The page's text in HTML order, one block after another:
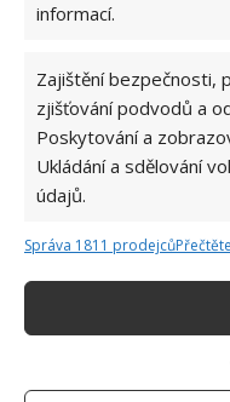
informací.
Zajištění bezpečnosti,
zjišťování podvodů a
Poskytování a
Ukládání a sdělování
údajů.
Správa 1811 prodejců
PAŘENIŠTĚ